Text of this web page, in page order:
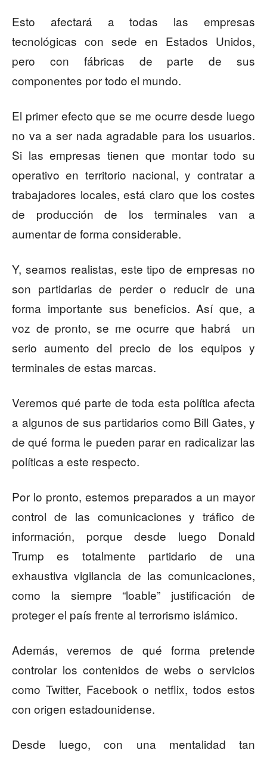
Esto afectará a todas las empresas
tecnológicas con sede en Estados Unidos,
pero con fábricas de parte de sus
componentes por todo el mundo.
El primer efecto que se me ocurre desde luego
no va a ser nada agradable para los usuarios.
Si las empresas tienen que montar todo su
operativo en territorio nacional, y contratar a
trabajadores locales, está claro que los costes
de producción de los terminales van a
aumentar de forma considerable.
Y, seamos realistas, este tipo de empresas no
son partidarias de perder o reducir de una
forma importante sus beneficios. Así que, a
voz de pronto, se me ocurre que habrá
un
serio aumento del precio de los equipos y
terminales de estas marcas.
Veremos qué parte de toda esta política afecta
a algunos de sus partidarios como Bill Gates, y
de qué forma le pueden parar en radicalizar las
políticas a este respecto.
Por lo pronto, estemos preparados a un mayor
control de las comunicaciones y tráfico de
información, porque desde luego Donald
Trump es totalmente partidario de una
exhaustiva vigilancia de las comunicaciones,
como la siempre “loable” justificación de
proteger el país frente al terrorismo islámico.
Además, veremos de qué forma pretende
controlar los contenidos de webs o servicios
como Twitter, Facebook o netflix, todos estos
con origen estadounidense.
Desde luego, con una mentalidad tan